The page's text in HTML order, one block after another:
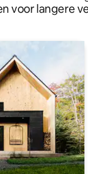
voor langere